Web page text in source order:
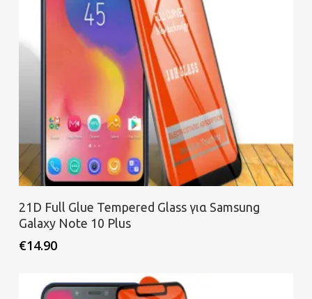
Προσθήκη στο καλάθι
21D Full Glue Tempered Glass για Samsung
Galaxy Note 10 Plus
€14.90